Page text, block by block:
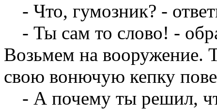
- Что, гумозник? -
- Ты сам то слово! -
Возьмем на вооружение.
свою вонючую кепку
- А почему ты решил,